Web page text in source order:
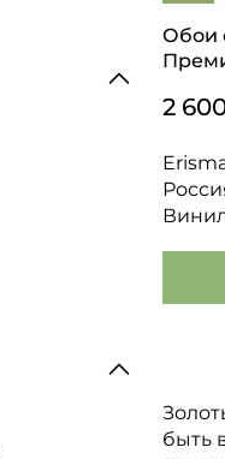
Обои
2
быть